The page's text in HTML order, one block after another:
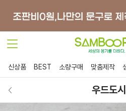
신상품 BEST 소량구매 맞춤제작
우드도